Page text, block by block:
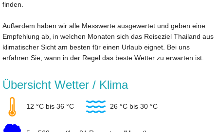
finden.
Außerdem haben wir alle Messwerte ausgewertet und geben eine
Empfehlung ab, in welchen Monaten sich das Reiseziel Thailand aus
klimatischer Sicht am besten für einen Urlaub eignet. Bei uns
erfahren Sie, wann in der Regel das beste Wetter zu erwarten ist.
Übersicht Wetter / Klima
12 °C bis 36 °C 26 °C bis 30 °C